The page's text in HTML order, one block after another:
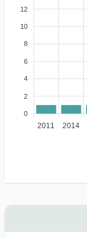
12
10
8
6
4
2
0
2011 2014